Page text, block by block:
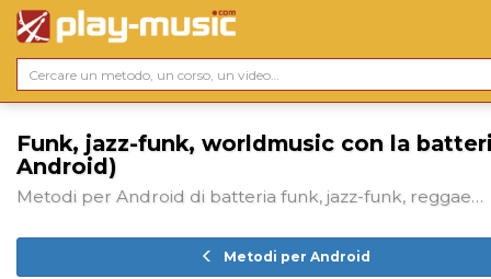
Funk, jazz-funk, worldmusic con la
Android)
Metodi per Android di batteria funk, jazz-funk, reggae…
Metodi per Android